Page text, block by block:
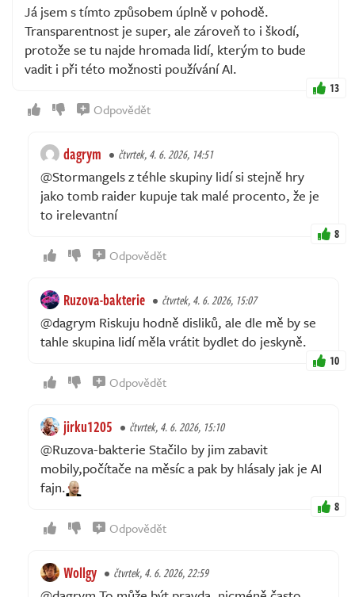
Já jsem s tímto způsobem úplně v pohodě.
Transparentnost je super, ale zároveň to i škodí,
protože se tu najde hromada lidí, kterým to bude
vadit i při této možnosti používání AI.
13
Odpovědět
dagrym čtvrtek, 4. 6. 2026, 14:51
@Stormangels z téhle skupiny lidí si stejně hry
jako tomb raider kupuje tak malé procento, že je
to irelevantní
8
Odpovědět
Ruzova-bakterie čtvrtek, 4. 6. 2026, 15:07
@dagrym Riskuju hodně disliků, ale dle mě by se
tahle skupina lidí měla vrátit bydlet do jeskyně.
10
Odpovědět
jirku1205 čtvrtek, 4. 6. 2026, 15:10
@Ruzova-bakterie Stačilo by jim zabavit
mobily,počítače na měsíc a pak by hlásaly jak je AI
fajn.
8
Odpovědět
Wollgy čtvrtek, 4. 6. 2026, 22:59